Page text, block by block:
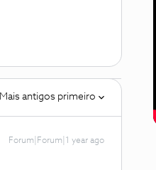
Mais antigos primeiro
Forum|Forum|1 year ago